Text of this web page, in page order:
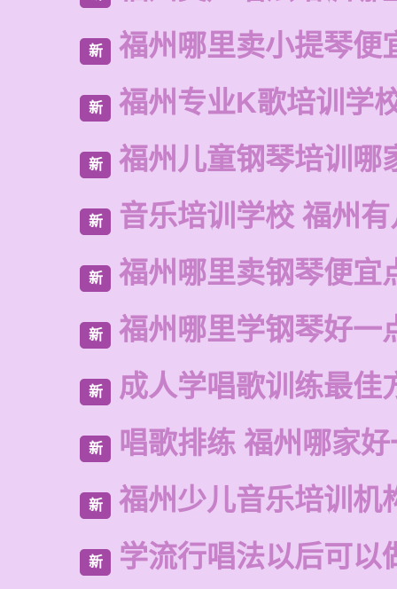
新 福州哪里卖小提琴便
新 福州专业K歌培训学
新 福州儿童钢琴培训哪
新 音乐培训学校 福州
新 福州哪里卖钢琴便宜
新 福州哪里学钢琴好一
新 成人学唱歌训练最佳
新 唱歌排练 福州哪家
新 福州少儿音乐培训机
新 学流行唱法以后可以